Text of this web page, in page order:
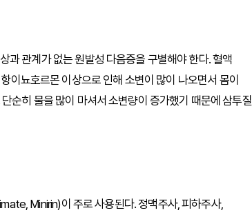
과 관계가 없는 원발성 다음증을 구별해야 한다. 혈액
이뇨호르몬 이상으로 인해 소변이 많이 나오면서 몸이
순히 물을 많이 마셔서 소변량이 증가했기 때문에 삼투질
Minirin)이 주로 사용된다. 정맥주사, 피하주사,